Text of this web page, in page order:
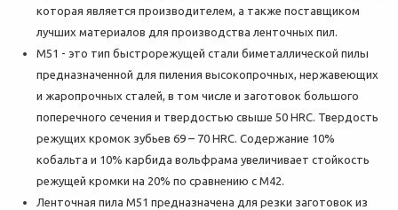
которая является производителем, а также поставщиком
лучших материалов для производства ленточных пил.
M51 - это тип быстрорежущей стали биметаллической пилы
предназначенной для пиления высокопрочных, нержавеющих
и жаропрочных сталей, в том числе и заготовок большого
поперечного сечения и твердостью свыше 50 HRC. Твердость
режущих кромок зубьев 69 – 70 HRC. Содержание 10%
кобальта и 10% карбида вольфрама увеличивает стойкость
режущей кромки на 20% по сравнению с M42.
Ленточная пила М51 предназначена для резки заготовок из